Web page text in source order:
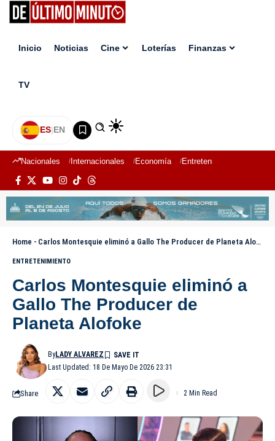
Inicio Noticias Cine Loterías Finanzas
TV
ES|EN
Nacionales Internacionales Economía Entretenimiento
Home - Carlos Montesquie eliminó a Gallo The Producer de Planeta Alofoke
ENTRETENIMIENTO
Carlos Montesquie eliminó a
Gallo The Producer de
Planeta Alofoke
Last Updated: 18 De Mayo De 2026 23:31
ByLADY ALVAREZ
Share 2 Min Read